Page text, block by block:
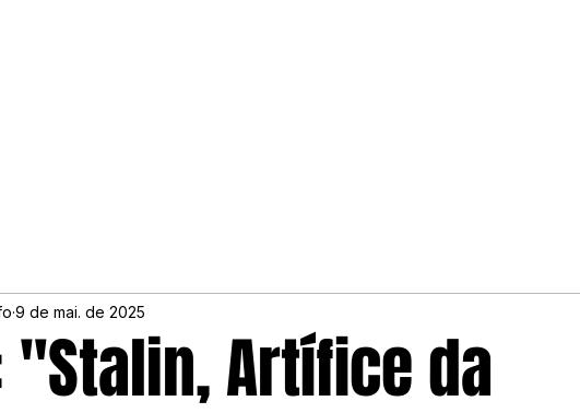
"Stalin, Artífice da
9 de mai. de 2025